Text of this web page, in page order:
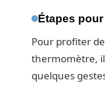
Étapes
Pour profiter
thermomètre,
quelques